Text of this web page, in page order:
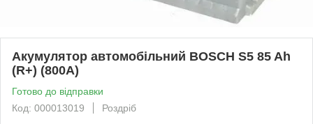
Акумулятор автомобільний BOSCH S5 85 Ah
(R+) (800А)
Готово до відправки
Код: 000013019
Роздріб